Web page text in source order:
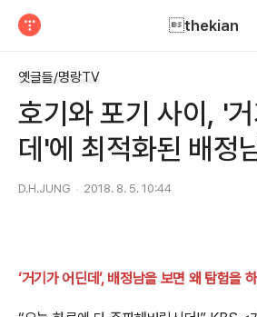
thekian
옛글들/명랑TV
호기와 포기 사이, '
데'에 최적화된 배정
D.H.JUNG 2018. 8. 5. 10:44
‘거기가 어딘데’, 배정남을 보면 왜 탐험을